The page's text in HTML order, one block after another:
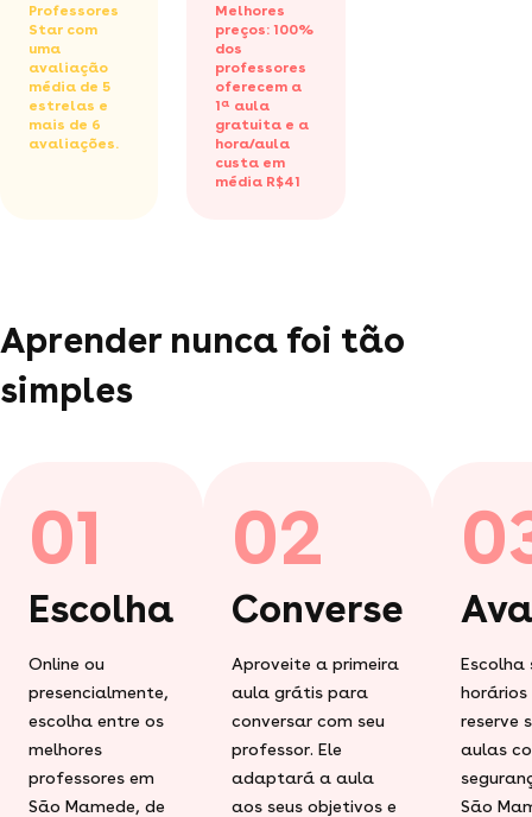
Professores
Star com
uma
avaliação
média de 5
estrelas e
mais de 6
avaliações.
Melhores
preços: 100%
dos
professores
oferecem a
1ª aula
gratuita e a
hora/aula
custa em
média R$41
Aprender nunca foi tão
simples
01
Escolha
Online ou
presencialmente,
escolha entre os
melhores
professores em
São Mamede, de
02
Converse
Aproveite a primeira
aula grátis para
conversar com seu
professor. Ele
adaptará a aula
aos seus objetivos e
Escolha
horários
reserve
aulas
São